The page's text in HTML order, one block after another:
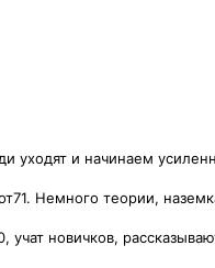
и начинаем
Немного теории,
новичков,